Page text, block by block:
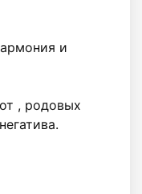
и
, родовых